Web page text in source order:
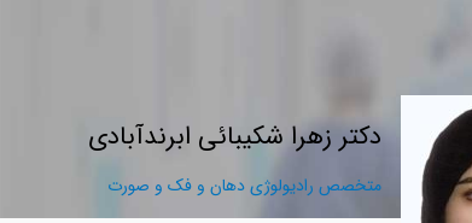
دکتر زهرا شکیبائی ابرندآبادی
متخصص رادیولوژی دهان و فک و صورت